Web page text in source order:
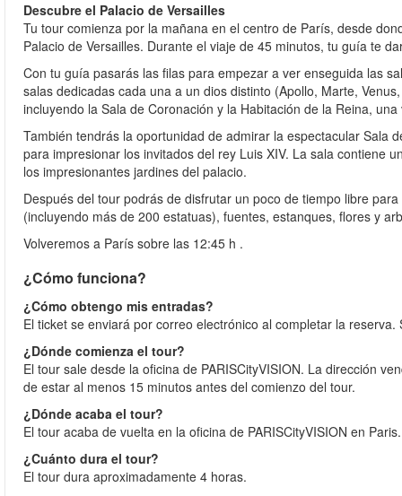
Descubre el Palacio de Versailles
Tu tour comienza por la mañana en el centro de París, desde
Palacio de Versailles. Durante el viaje de 45 minutos, tu guía te
Con tu guía pasarás las filas para empezar a ver enseguida las
salas dedicadas cada una a un dios distinto (Apollo, Marte,
incluyendo la Sala de Coronación y la Habitación de la Reina,
También tendrás la oportunidad de admirar la espectacular Sala
para impresionar los invitados del rey Luis XIV. La sala contiene
los impresionantes jardines del palacio.
Después del tour podrás de disfrutar un poco de tiempo libre
(incluyendo más de 200 estatuas), fuentes, estanques, flores y
Volveremos a París sobre las 12:45 h .
¿Cómo funciona?
¿Cómo obtengo mis entradas?
El ticket se enviará por correo electrónico al completar la
¿Dónde comienza el tour?
El tour sale desde la oficina de PARISCityVISION. La dirección
de estar al menos 15 minutos antes del comienzo del tour.
¿Dónde acaba el tour?
El tour acaba de vuelta en la oficina de PARISCityVISION en
¿Cuánto dura el tour?
El tour dura aproximadamente 4 horas.